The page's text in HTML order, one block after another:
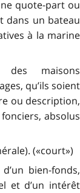
quote-part ou
dans un bateau
à la marine
des maisons
qu’ils soient
ou description,
absolus
(«court»)
bien-fonds,
et d’un intérêt